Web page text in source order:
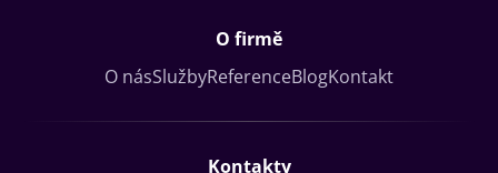
O firmě
O násSlužbyReferenceBlogKontakt
Kontakty